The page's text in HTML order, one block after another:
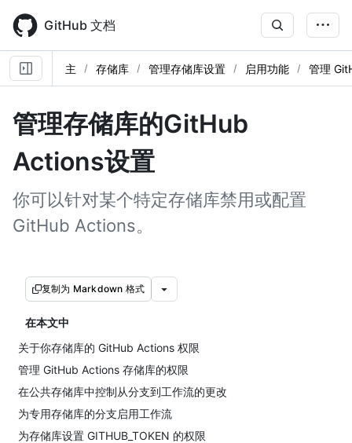
main
content
GitHub 文档
主 存储库 管理存储库设置 启用功能 管理
管理存储库的GitHub
Actions设置
你可以针对某个特定存储库禁用或配置
GitHub Actions。
复制为 Markdown 格式
在本文中
关于你存储库的 GitHub Actions 权限
管理 GitHub Actions 存储库的权限
在公共存储库中控制从分支到工作流的更改
为专用存储库的分支启用工作流
为存储库设置 GITHUB_TOKEN 的权限